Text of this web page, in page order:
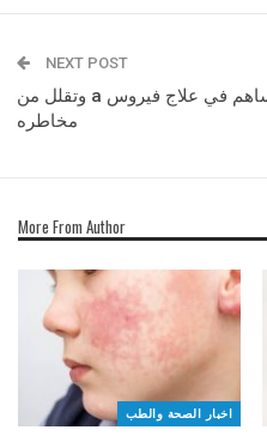
NEXT POST
10 نصائح تساهم في علاج فيروس a وتقلل من
مخاطره
More From Author
اخبار الصحة والطب